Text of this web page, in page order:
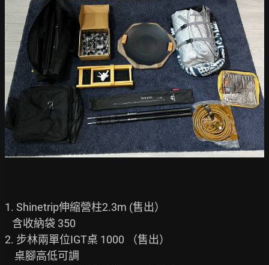
1. Shinetrip伸縮營柱2.3m (售出）
2. 步林兩單位IGT桌 1000 （售出）